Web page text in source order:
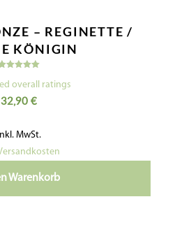
– REGINETTE /
KÖNIGIN
mit
von 5
overall ratings
32,90 €
MwSt.
Warenkorb